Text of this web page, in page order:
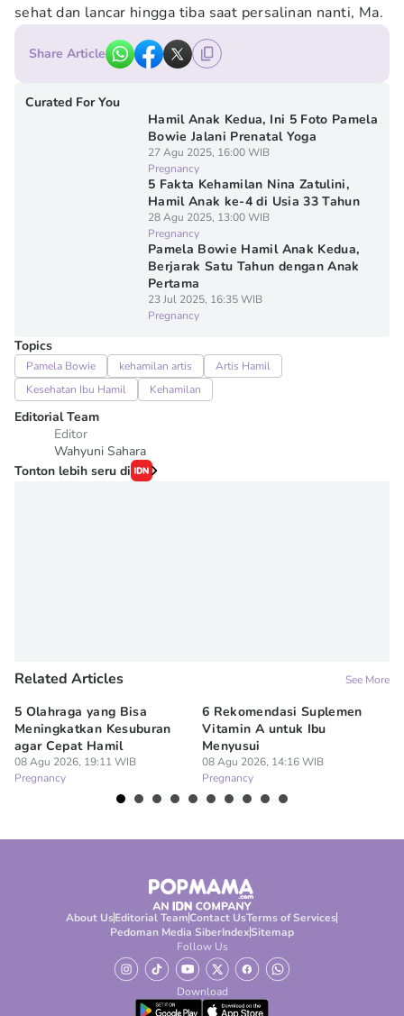
sehat dan lancar hingga tiba saat persalinan nanti, Ma.
Share Article
Curated For You
Hamil Anak Kedua, Ini 5 Foto Pamela
Bowie Jalani Prenatal Yoga
27 Agu 2025, 16:00 WIB
Pregnancy
5 Fakta Kehamilan Nina Zatulini,
Hamil Anak ke-4 di Usia 33 Tahun
28 Agu 2025, 13:00 WIB
Pregnancy
Pamela Bowie Hamil Anak Kedua,
Berjarak Satu Tahun dengan Anak
Pertama
23 Jul 2025, 16:35 WIB
Pregnancy
Topics
Pamela Bowie kehamilan artis
Artis Hamil
Kesehatan Ibu Hamil
Kehamilan
Editorial Team
Editor
Wahyuni Sahara
Tonton lebih seru di
Related Articles See More
5 Olahraga yang Bisa
Meningkatkan Kesuburan
agar Cepat Hamil
08 Agu 2026, 19:11 WIB
Pregnancy
6 Rekomendasi Suplemen
Vitamin A untuk Ibu
Menyusui
08 Agu 2026, 14:16 WIB
Pregnancy
About UsEditorial TeamContact UsTerms of Services
Pedoman Media SiberIndexSitemap
Follow Us
Download